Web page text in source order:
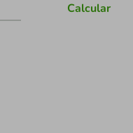
Calcular